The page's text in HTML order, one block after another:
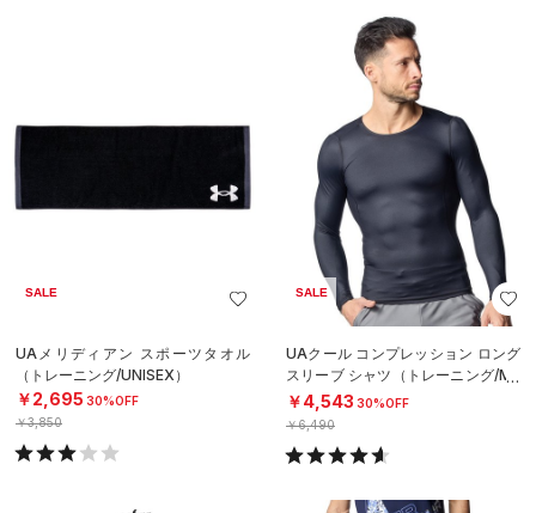
SALE
UAメリディアン スポーツタオル
（トレーニング/UNISEX）
￥2,695 30%OFF
￥3,850
SALE
UAクール コンプレッション ロング
スリーブ シャツ（トレーニング/ME
N）
￥4,543 30%OFF
￥6,490